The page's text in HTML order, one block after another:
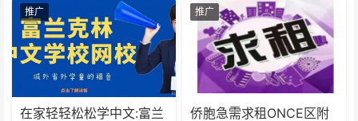
推广
在家轻轻松松学中文:富兰
推广
侨胞急需求租ONCE区附